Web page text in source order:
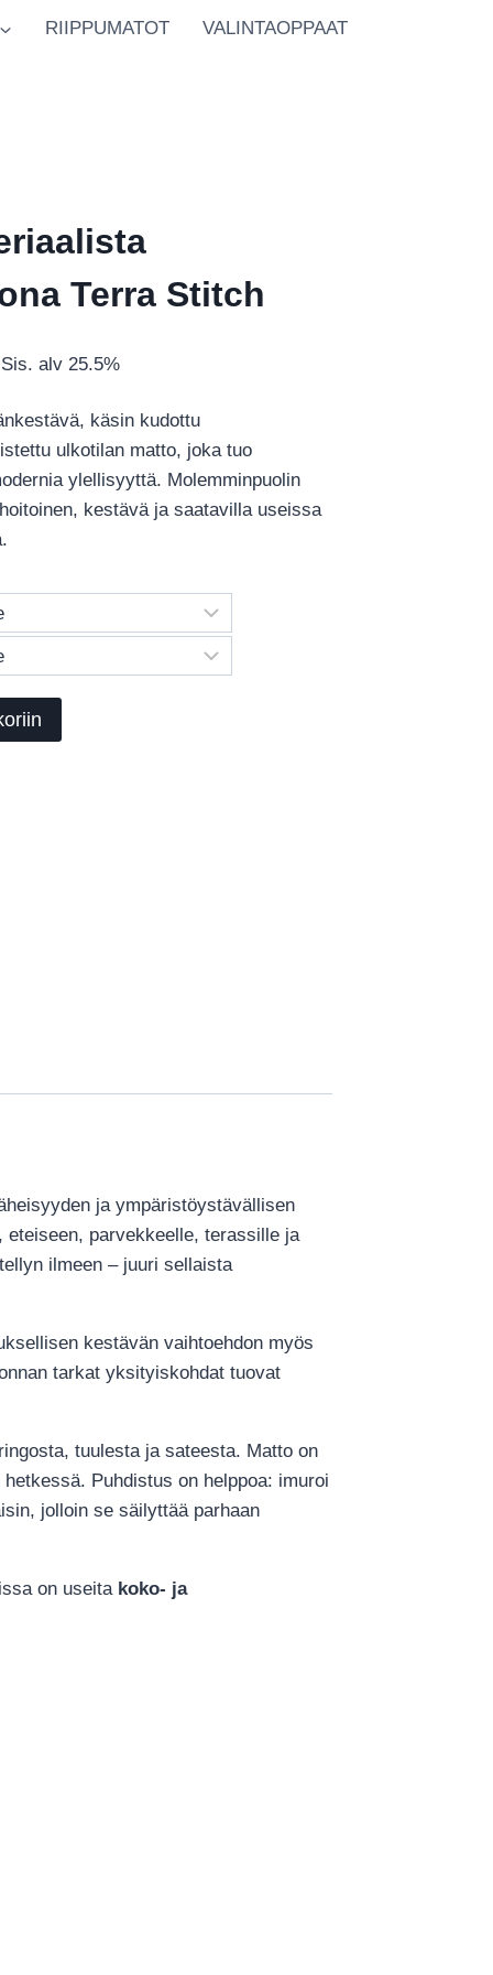
RIIPPUMATOT VALINTAOPPAAT
Terra Stitch
Hintaluokka:
-
Sis. alv 25.5%
käsin kudottu
ulkotilan matto, joka tuo
ylellisyyttä. Molemminpuolin
kestävä ja saatavilla useissa
ja ympäristöystävällisen
parvekkeelle, terassille ja
ilmeen – juuri sellaista
kestävän vaihtoehdon myös
tarkat yksityiskohdat tuovat
tuulesta ja sateesta. Matto on
Puhdistus on helppoa: imuroi
jolloin se säilyttää parhaan
on useita koko- ja